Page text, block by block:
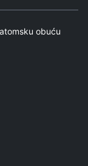
obuću